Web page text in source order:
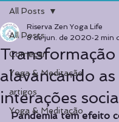
All Posts
Começar
Yoga & Meditação
artigos
Yoga & Meditação
All Posts
alavancando as
interações
Riserva Zen Yoga Life
8 de jun. de 2020 2 min
Pandemia tem efeito